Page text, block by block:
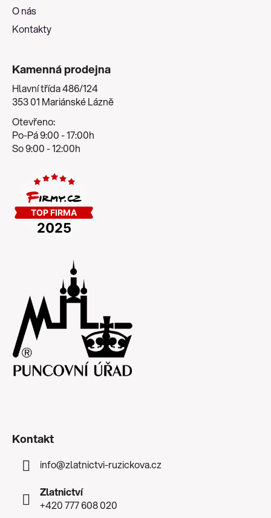
O nás
Kontakty
Kamenná prodejna
Hlavní třída 486/124
353 01 Mariánské Lázně
Otevřeno:
Po-Pá 9:00 - 17:00h
So 9:00 - 12:00h
Kontakt
info@zlatnictvi-ruzickova.cz
Zlatnictví
+420 777 608 020